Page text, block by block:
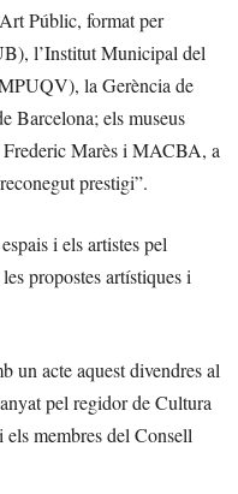
Públic, format per
l’Institut Municipal del
la Gerència de
Barcelona; els museus
Marès i MACBA, a
prestigi”.
i els artistes pel
propostes artístiques i
un acte aquest divendres al
pel regidor de Cultura
membres del Consell